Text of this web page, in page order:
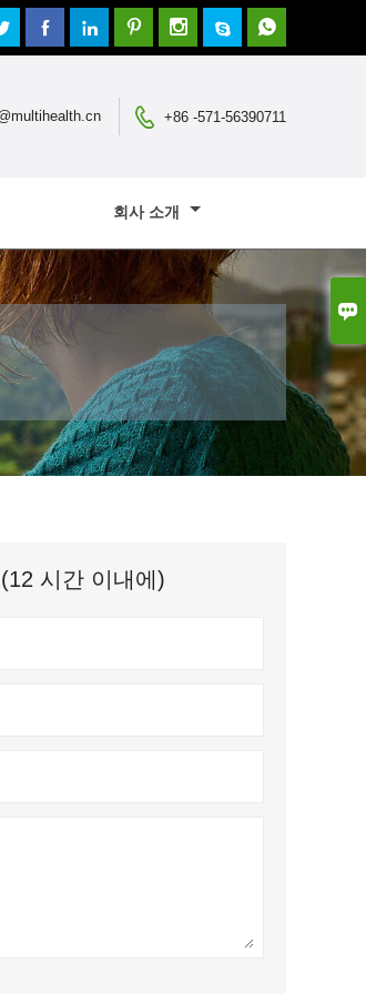

     
 +86 -571-56390711
회사 소개
시간 이내에)